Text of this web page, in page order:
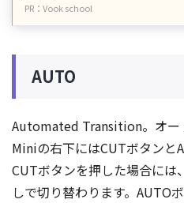
PR：Vook school
AUTO
Automated Transition。オー
Miniの右下にはCUTボタンと
CUTボタンを押した場合には
しで切り替わります。AUTO